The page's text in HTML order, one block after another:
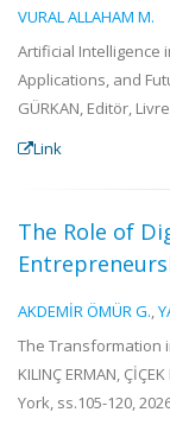
VURAL ALLAHAM M.
Artificial Intelligence
Applications, and
GÜRKAN, Editör,
Link
The Role of
AKDEMİR ÖMÜR G.,
The Transformation
KILINÇ ERMAN,
York, ss.105-120,